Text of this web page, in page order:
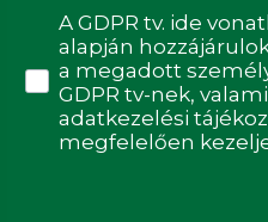
Adatvédelmi
A GDPR tv. ide
alapján
a megadott
GDPR tv-nek,
adatkezelési
megfelelően